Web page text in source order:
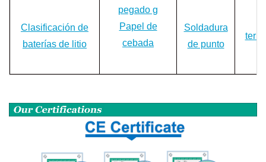
Clasificación de
baterías de litio
pegado g
Papel de
cebada
Soldadura
de punto